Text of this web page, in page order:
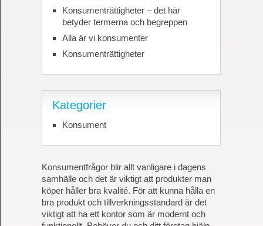
Konsumenträttigheter – det här
betyder termerna och begreppen
Alla är vi konsumenter
Konsumenträttigheter
Kategorier
Konsument
Konsumentfrågor blir allt vanligare i dagens
samhälle och det är viktigt att produkter man
köper håller bra kvalité. För att kunna hålla en
bra produkt och tillverkningsstandard är det
viktigt att ha ett kontor som är modernt och